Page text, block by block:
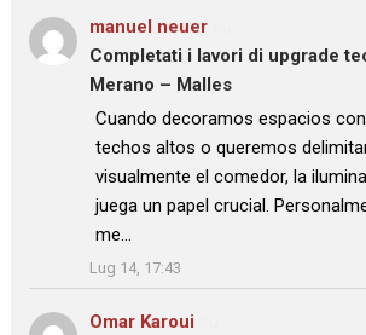
manuel neuer
Completati i lavori di upgrade
Merano – Malles
: “
Cuando decoramos espacios con
techos altos o queremos
visualmente el comedor, la
juega un papel crucial.
me…
”
Lug 14, 17:43
Omar Karoui